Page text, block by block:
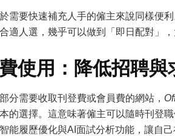
需要快速補充人手的僱主來說同樣便
適人選，幾乎可以做到「即日配對」，
使用：降低招聘與
分需要收取刊登費或會員費的網站，
的選擇。這意味著僱主可以隨時刊登
能履歷優化與AI面試分析功能，讓自己